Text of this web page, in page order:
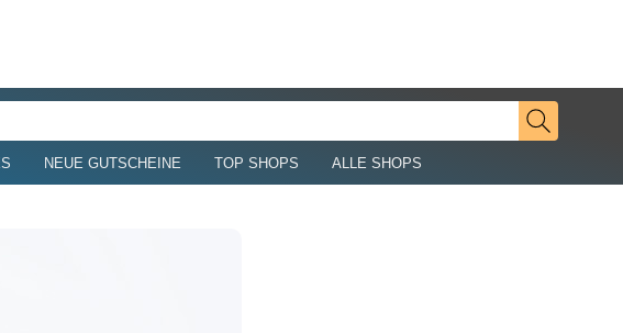
NEUE GUTSCHEINE TOP SHOPS ALLE SHOPS